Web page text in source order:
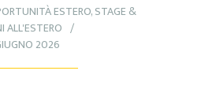
ESTERO,STAGE &
ALL'ESTERO
2026